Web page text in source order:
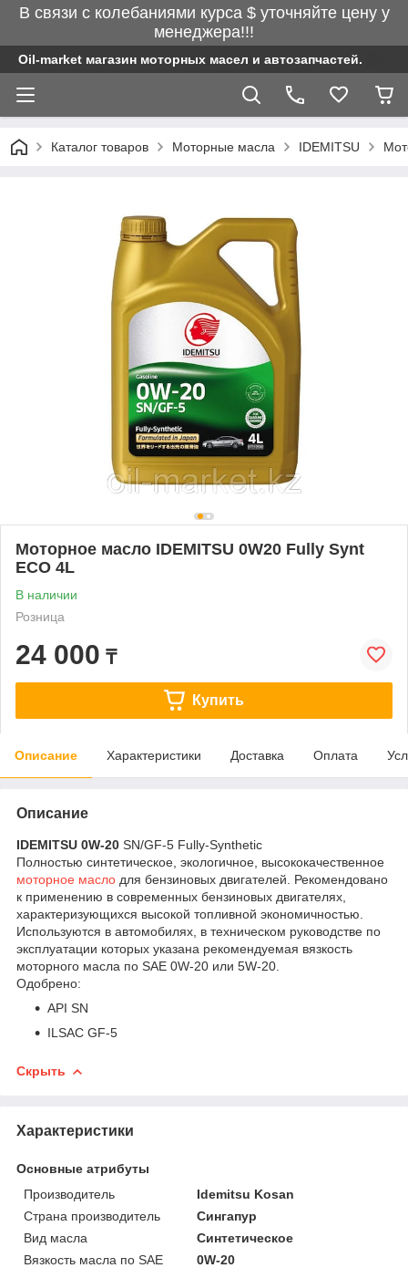
В связи с колебаниями курса $ уточняйте цену у
менеджера!!!
Oil-market магазин моторных масел и автозапчастей.
Каталог товаров Моторные масла IDEMITSU
Моторное масло IDEMITSU 0W20 Fully Synt
ECO 4L
В наличии
Розница
24 000 ₸
Купить
Описание Характеристики Доставка Оплата
Описание
IDEMITSU 0W-20 SN/GF-5 Fully-Synthetic
Полностью синтетическое, экологичное, высококачественное
моторное масло для бензиновых двигателей. Рекомендовано
к применению в современных бензиновых двигателях,
характеризующихся высокой топливной экономичностью.
Используются в автомобилях, в техническом руководстве по
эксплуатации которых указана рекомендуемая вязкость
моторного масла по SAE 0W-20 или 5W-20.
Одобрено:
API SN
ILSAC GF-5
Скрыть
Характеристики
Основные атрибуты
Производитель
Idemitsu Kosan
Страна производитель
Сингапур
Вид масла
Синтетическое
Вязкость масла по SAE
0W-20